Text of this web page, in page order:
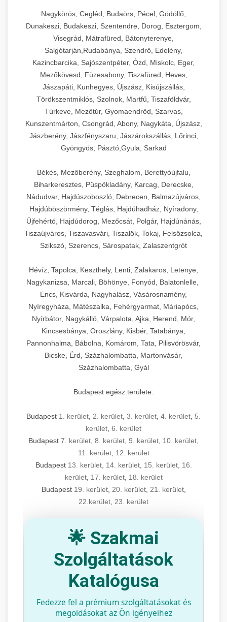
Nagykörös, Cegléd, Budaörs, Pécel, Gödöllő,
Dunakeszi, Budakeszi, Szentendre, Dorog, Esztergom,
Visegrád, Mátrafüred, Bátonyterenye,
Salgótarján,Rudabánya, Szendrő, Edelény,
Kazincbarcika, Sajószentpéter, Ózd, Miskolc, Eger,
Mezőkövesd, Füzesabony, Tiszafüred, Heves,
Jászapáti, Kunhegyes, Újszász, Kisújszállás,
Törökszentmiklós, Szolnok, Martfű, Tiszaföldvár,
Túrkeve, Mezőtúr, Gyomaendrőd, Szarvas,
Kunszentmárton, Csongrád, Abony, Nagykáta, Újszász,
Jászberény, Jászfényszaru, Jászárokszállás, Lőrinci,
Gyöngyös, Pásztó,Gyula, Sarkad
Békés, Mezőberény, Szeghalom, Berettyóújfalu,
Biharkeresztes, Püspökladány, Karcag, Derecske,
Nádudvar, Hajdúszoboszló, Debrecen, Balmazújváros,
Hajdúböszörmény, Téglás, Hajdúhadház, Nyíradony,
Újfehértó, Hajdúdorog, Mezőcsát, Polgár, Hajdúnánás,
Tiszaújváros, Tiszavasvári, Tiszalök, Tokaj, Felsőzsolca,
Szikszó, Szerencs, Sárospatak, Zalaszentgrót
Hévíz, Tapolca, Keszthely, Lenti, Zalakaros, Letenye,
Nagykanizsa, Marcali, Böhönye, Fonyód, Balatonlelle,
Encs, Kisvárda, Nagyhalász, Vásárosnamény,
Nyíregyháza, Mátészalka, Fehérgyarmat, Máriapócs,
Nyírbátor, Nagykálló, Várpalota, Ajka, Herend, Mór,
Kincsesbánya, Oroszlány, Kisbér, Tatabánya,
Pannonhalma, Bábolna, Komárom, Tata, Pilisvörösvár,
Bicske, Érd, Százhalombatta, Martonvásár,
Százhalombatta, Gyál
Budapest egész területe:
Budapest 1. kerület 2. kerület 3. kerület 4. kerület 5.
kerület 6. kerület
Budapest 7. kerület 8. kerület 9. kerület 10. kerület
11. kerület, 12. kerület
Budapest 13. kerület, 14. kerület, 15. kerület, 16.
kerület, 17. kerület, 18. kerület
Budapest 19. kerület, 20. kerület, 21. kerület,
22.kerület 23. kerület
🌟 Szakmai
Szolgáltatások
Katalógusa
Fedezze fel a prémium szolgáltatásokat és
megoldásokat az Ön igényeihez